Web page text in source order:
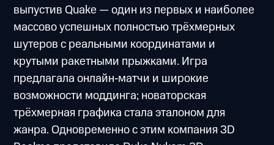
выпустив Quake — один из первых и наиболее
массово успешных полностью трёхмерных
шутеров с реальными координатами и
крутыми ракетными прыжками. Игра
предлагала онлайн‑матчи и широкие
возможности моддинга; новаторская
трёхмерная графика стала эталоном для
жанра. Одновременно с этим компания 3D